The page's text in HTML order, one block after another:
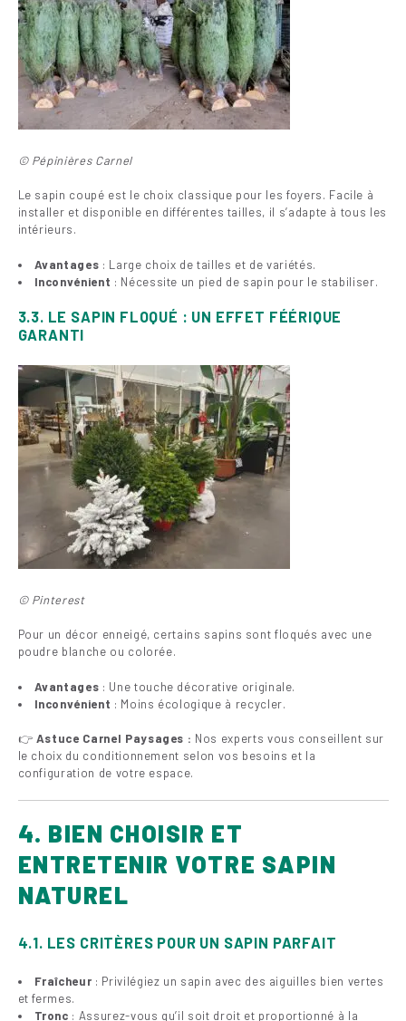
© Pépinières Carnel
Le sapin coupé est le choix classique pour les foyers. Facile à
installer et disponible en différentes tailles, il s’adapte à tous les
intérieurs.
Avantages : Large choix de tailles et de variétés.
Inconvénient : Nécessite un pied de sapin pour le stabiliser.
3.3. LE SAPIN FLOQUÉ : UN EFFET FÉÉRIQUE
GARANTI
© Pinterest
Pour un décor enneigé, certains sapins sont floqués avec une
poudre blanche ou colorée.
Avantages : Une touche décorative originale.
Inconvénient : Moins écologique à recycler.
👉 Astuce Carnel Paysages : Nos experts vous conseillent sur
le choix du conditionnement selon vos besoins et la
configuration de votre espace.
4. BIEN CHOISIR ET
ENTRETENIR VOTRE SAPIN
NATUREL
4.1. LES CRITÈRES POUR UN SAPIN PARFAIT
Fraîcheur : Privilégiez un sapin avec des aiguilles bien vertes
et fermes.
Tronc : Assurez-vous qu’il soit droit et proportionné à la